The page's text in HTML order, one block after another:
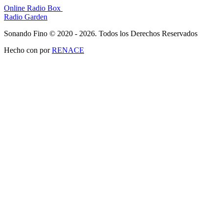
Online Radio Box
Radio Garden
Sonando Fino © 2020 - 2026. Todos los Derechos Reservados
Hecho con porRENACE